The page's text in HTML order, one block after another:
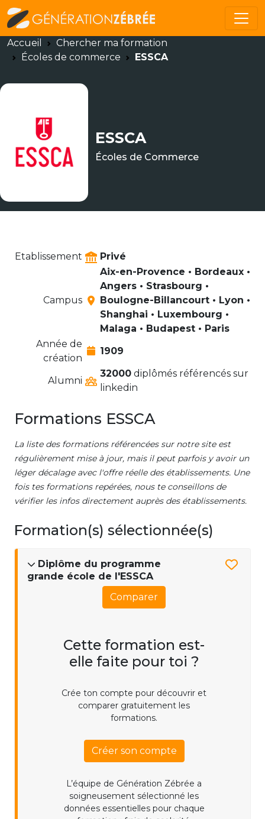
Accueil
Chercher ma formation
Écoles de commerce
ESSCA
ESSCA
Écoles de Commerce
Etablissement Privé
Campus
Aix-en-Provence • Bordeaux •
Angers • Strasbourg •
Boulogne-Billancourt • Lyon •
Shanghai • Luxembourg •
Malaga • Budapest • Paris
Année de
création
1909
Alumni
32000 diplômés référencés sur
linkedin
Formations ESSCA
La liste des formations référencées sur notre site est
régulièrement mise à jour, mais il peut parfois y avoir un
léger décalage avec l'offre réelle des établissements. Une
fois tes formations repérées, nous te conseillons de
vérifier les infos directement auprès des établissements.
Formation(s) sélectionnée(s)
Diplôme du programme
grande école de l'ESSCA
Comparer
Cette formation est-
elle faite pour toi ?
Crée ton compte pour découvrir et
comparer gratuitement les
formations.
Créer son compte
L’équipe de Génération Zébrée a
soigneusement sélectionné les
données essentielles pour chaque